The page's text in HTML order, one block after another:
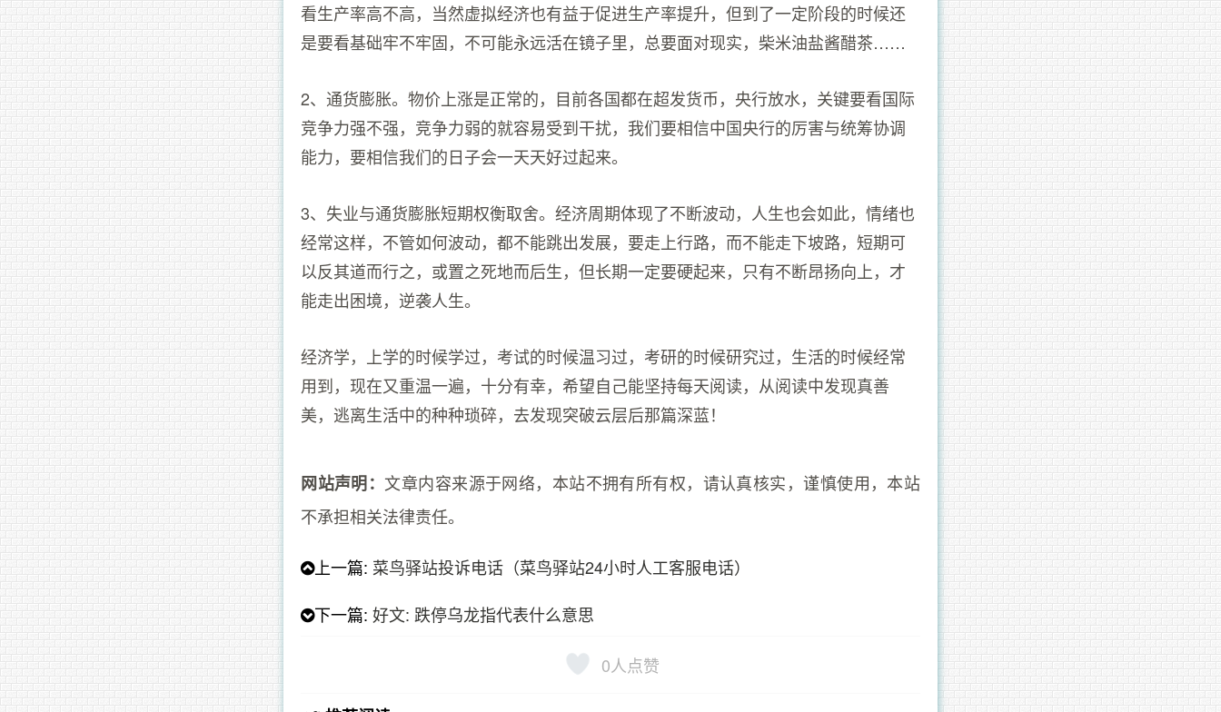
看生产率高不高，当然虚拟经济也有益于促进生产率提升，但到了一定阶段的时候还
是要看基础牢不牢固，不可能永远活在镜子里，总要面对现实，柴米油盐酱醋茶……
2、通货膨胀。物价上涨是正常的，目前各国都在超发货币，央行放水，关键要看国际
竞争力强不强，竞争力弱的就容易受到干扰，我们要相信中国央行的厉害与统筹协调
能力，要相信我们的日子会一天天好过起来。
3、失业与通货膨胀短期权衡取舍。经济周期体现了不断波动，人生也会如此，情绪也
经常这样，不管如何波动，都不能跳出发展，要走上行路，而不能走下坡路，短期可
以反其道而行之，或置之死地而后生，但长期一定要硬起来，只有不断昂扬向上，才
能走出困境，逆袭人生。
经济学，上学的时候学过，考试的时候温习过，考研的时候研究过，生活的时候经常
用到，现在又重温一遍，十分有幸，希望自己能坚持每天阅读，从阅读中发现真善
美，逃离生活中的种种琐碎，去发现突破云层后那篇深蓝！
网站声明：文章内容来源于网络，本站不拥有所有权，请认真核实，谨慎使用，本站
不承担相关法律责任。
上一篇: 菜鸟驿站投诉电话（菜鸟驿站24小时人工客服电话）
下一篇:好文: 跌停乌龙指代表什么意思
0人点赞